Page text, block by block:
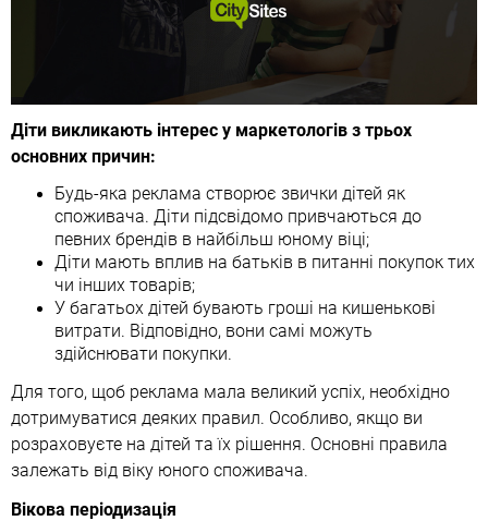
Діти викликають інтерес у маркетологів з трьох
основних причин:
Будь-яка реклама створює звички дітей як
споживача. Діти підсвідомо привчаються до
певних брендів в найбільш юному віці;
Діти мають вплив на батьків в питанні покупок тих
чи інших товарів;
У багатьох дітей бувають гроші на кишенькові
витрати. Відповідно, вони самі можуть
здійснювати покупки.
Для того, щоб реклама мала великий успіх, необхідно
дотримуватися деяких правил. Особливо, якщо ви
розраховуєте на дітей та їх рішення. Основні правила
залежать від віку юного споживача.
Вікова періодизація